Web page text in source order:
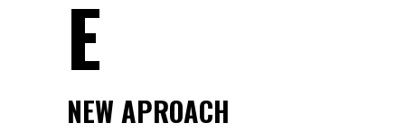
E
NEW APROACH